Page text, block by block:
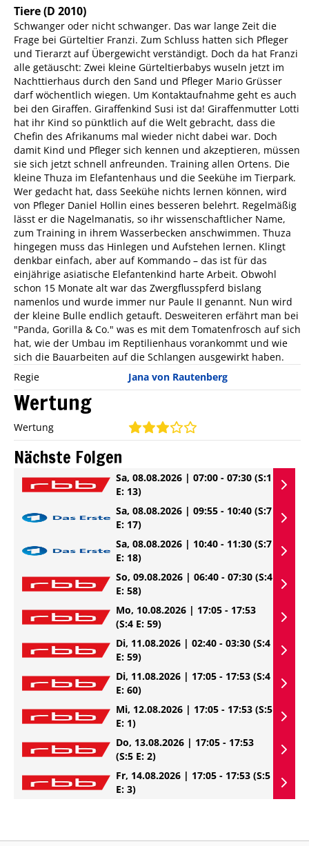
Tiere(D 2010)
Schwanger oder nicht schwanger. Das war lange Zeit die
Frage bei Gürteltier Franzi. Zum Schluss hatten sich Pfleger
und Tierarzt auf Übergewicht verständigt. Doch da hat Franzi
alle getäuscht: Zwei kleine Gürteltierbabys wuseln jetzt im
Nachttierhaus durch den Sand und Pfleger Mario Grüsser
darf wöchentlich wiegen. Um Kontaktaufnahme geht es auch
bei den Giraffen. Giraffenkind Susi ist da! Giraffenmutter Lotti
hat ihr Kind so pünktlich auf die Welt gebracht, dass die
Chefin des Afrikanums mal wieder nicht dabei war. Doch
damit Kind und Pfleger sich kennen und akzeptieren, müssen
sie sich jetzt schnell anfreunden. Training allen Ortens. Die
kleine Thuza im Elefantenhaus und die Seekühe im Tierpark.
Wer gedacht hat, dass Seekühe nichts lernen können, wird
von Pfleger Daniel Hollin eines besseren belehrt. Regelmäßig
lässt er die Nagelmanatis, so ihr wissenschaftlicher Name,
zum Training in ihrem Wasserbecken anschwimmen. Thuza
hingegen muss das Hinlegen und Aufstehen lernen. Klingt
denkbar einfach, aber auf Kommando – das ist für das
einjährige asiatische Elefantenkind harte Arbeit. Obwohl
schon 15 Monate alt war das Zwergflusspferd bislang
namenlos und wurde immer nur Paule II genannt. Nun wird
der kleine Bulle endlich getauft. Desweiteren erfährt man bei
"Panda, Gorilla & Co." was es mit dem Tomatenfrosch auf sich
hat, wie der Umbau im Reptilienhaus vorankommt und wie
sich die Bauarbeiten auf die Schlangen ausgewirkt haben.
Regie
Jana von Rautenberg
Wertung
Wertung
Nächste Folgen
Sa, 08.08.2026 | 07:00 - 07:30 (S:1
E: 13)
Sa, 08.08.2026 | 09:55 - 10:40 (S:7
E: 17)
Sa, 08.08.2026 | 10:40 - 11:30 (S:7
E: 18)
So, 09.08.2026 | 06:40 - 07:30 (S:4
E: 58)
Mo, 10.08.2026 | 17:05 - 17:53
(S:4 E: 59)
Di, 11.08.2026 | 02:40 - 03:30 (S:4
E: 59)
Di, 11.08.2026 | 17:05 - 17:53 (S:4
E: 60)
Mi, 12.08.2026 | 17:05 - 17:53 (S:5
E: 1)
Do, 13.08.2026 | 17:05 - 17:53
(S:5 E: 2)
Fr, 14.08.2026 | 17:05 - 17:53 (S:5
E: 3)